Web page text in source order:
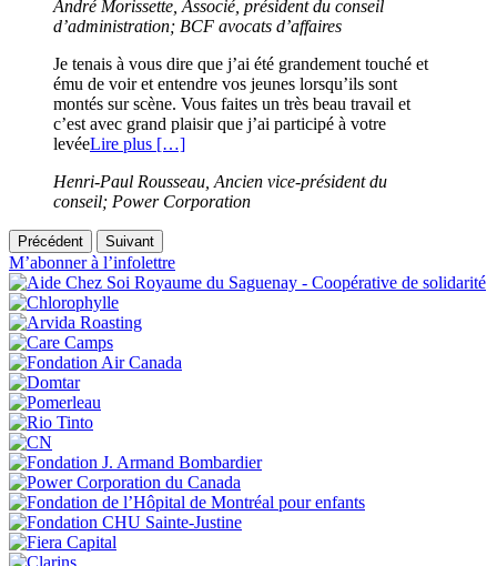
André Morissette, Associé, président du conseil
d’administration; BCF avocats d’affaires
Je tenais à vous dire que j’ai été grandement touché et
ému de voir et entendre vos jeunes lorsqu’ils sont
montés sur scène. Vous faites un très beau travail et
c’est avec grand plaisir que j’ai participé à votre
levéeLire plus […]
Henri-Paul Rousseau, Ancien vice-président du
conseil; Power Corporation
Précédent Suivant
M’abonner à l’infolettre